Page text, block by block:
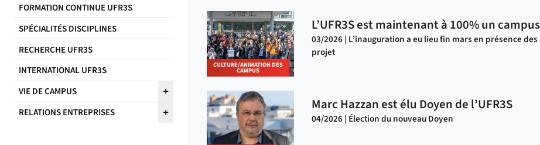
FORMATION CONTINUE UFR3S
SPÉCIALITÉS DISCIPLINES
RECHERCHE UFR3S
INTERNATIONAL UFR3S
VIE DE CAMPUS
RELATIONS ENTREPRISES
CULTURE/ANIMATION DES
CAMPUS
L’UFR3S est maintenant à 100% un
03/2026 | L’inauguration a eu lieu fin mars en présence
projet
Marc Hazzan est élu Doyen de l’UFR3S
04/2026 | Élection du nouveau Doyen